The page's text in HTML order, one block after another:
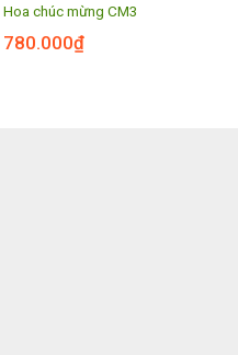
Hoa chúc mừng CM3
780.000₫